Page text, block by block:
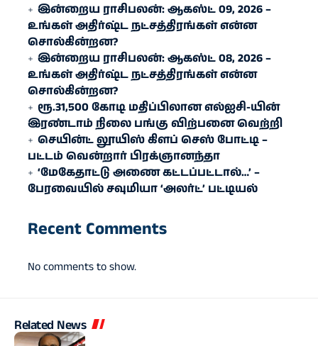
இன்றைய ராசிபலன்: ஆகஸ்ட் 09, 2026 –
உங்கள் அதிர்ஷ்ட நட்சத்திரங்கள் என்ன
சொல்கின்றன?
இன்றைய ராசிபலன்: ஆகஸ்ட் 08, 2026 –
உங்கள் அதிர்ஷ்ட நட்சத்திரங்கள் என்ன
சொல்கின்றன?
ரூ.31,500 கோடி மதிப்பிலான எல்ஐசி-​யின்
இரண்​டாம் நிலை பங்கு விற்பனை வெற்றி
செயின்ட் லூயிஸ் கிளப் செஸ் போட்டி –
பட்டம் வென்றார் பிரக்ஞானந்தா
‘மேகேதாட்டு அணை கட்டப்பட்டால்…’ –
பேரவையில் சவுமியா ‘அலர்ட்’ பட்டியல்
Recent Comments
No comments to show.
Related News
அரசியல்